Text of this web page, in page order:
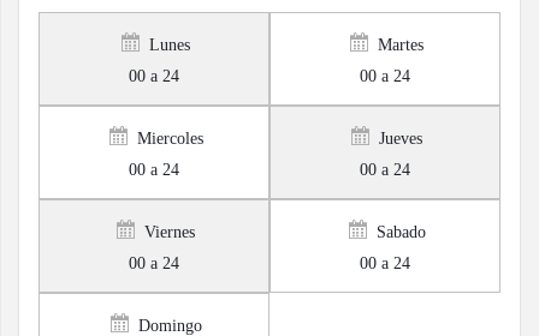
Lunes
00 a 24
Martes
00 a 24
Miercoles
00 a 24
Jueves
00 a 24
Viernes
00 a 24
Sabado
00 a 24
Domingo